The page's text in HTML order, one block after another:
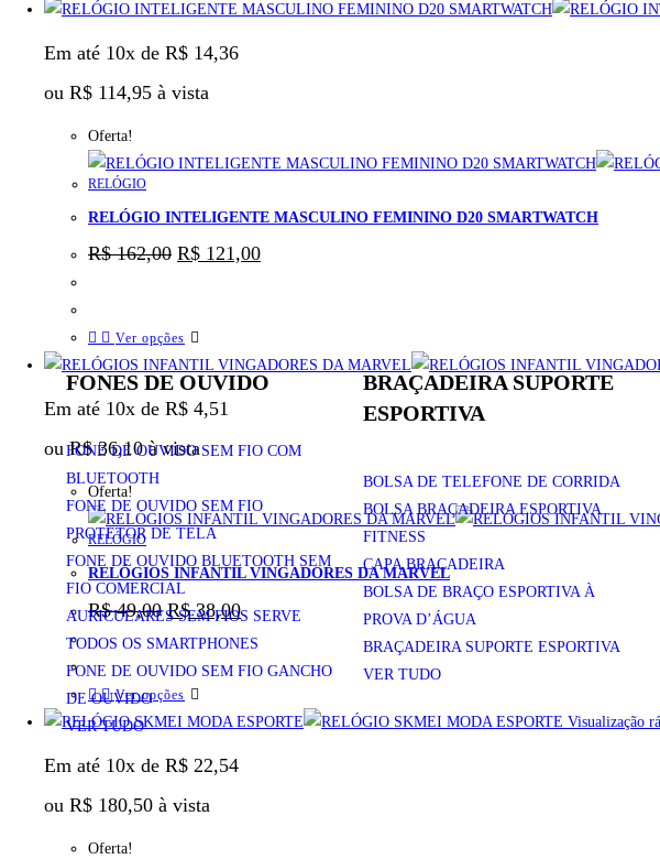
FONES DE OUVIDO
FONE DE OUVIDO SEM FIO COM
BLUETOOTH
FONE DE OUVIDO SEM FIO
PROTETOR DE TELA
FONE DE OUVIDO BLUETOOTH SEM
FIO COMERCIAL
AURICULARES SEM FIOS SERVE
TODOS OS SMARTPHONES
FONE DE OUVIDO SEM FIO GANCHO
DE OUVIDO
VER TUDO
BRAÇADEIRA SUPORTE
ESPORTIVA
BOLSA DE TELEFONE DE CORRIDA
BOLSA BRAÇADEIRA ESPORTIVA
FITNESS
CAPA BRAÇADEIRA
BOLSA DE BRAÇO ESPORTIVA À
PROVA D’ÁGUA
BRAÇADEIRA SUPORTE ESPORTIVA
VER TUDO
Em até 10x de R$ 14,36
ou R$ 114,95 à vista
Oferta!
RELÓGIO
RELÓGIO INTELIGENTE MASCULINO FEMININO D20 SMARTWATCH
R$162,00 R$ 121,00
Ver opções
Em até 10x de R$ 4,51
ou R$36,10 à vista
Oferta!
RELÓGIO
RELÓGIOS INFANTIL VINGADORES DA MARVEL
R$49,00 R$38,00
Ver opções
Visualização
Em até 10x de R$ 22,54
ou R$ 180,50 à vista
Oferta!